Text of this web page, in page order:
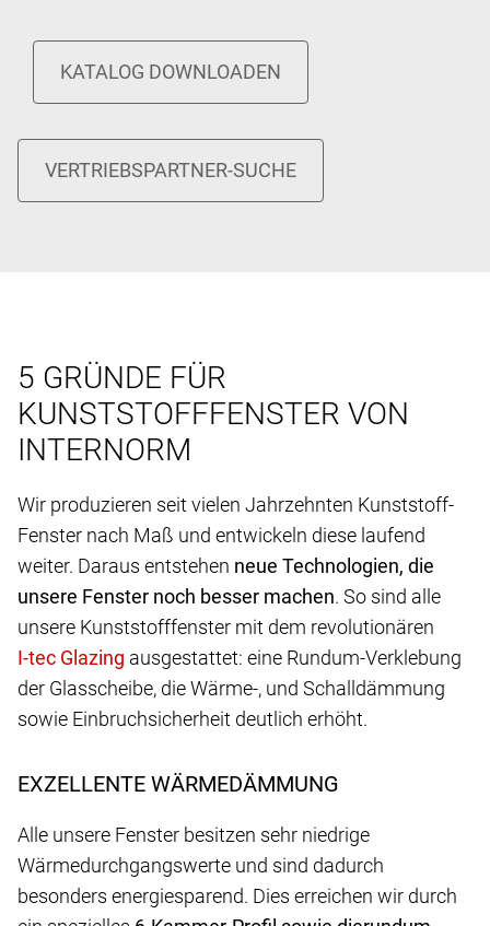
5 GRÜNDE FÜR
KUNSTSTOFFFENSTER VON
INTERNORM
Wir produzieren seit vielen Jahrzehnten Kunststoff-
Fenster nach Maß und entwickeln diese laufend
weiter. Daraus entstehen neue Technologien, die
unsere Fenster noch besser machen. So sind alle
unsere Kunststofffenster mit dem revolutionären
ausgestattet: eine Rundum-Verklebung
der Glasscheibe, die Wärme-, und Schalldämmung
sowie Einbruchsicherheit deutlich erhöht.
EXZELLENTE WÄRMEDÄMMUNG
Alle unsere Fenster besitzen sehr niedrige
Wärmedurchgangswerte und sind dadurch
besonders energiesparend. Dies erreichen wir durch